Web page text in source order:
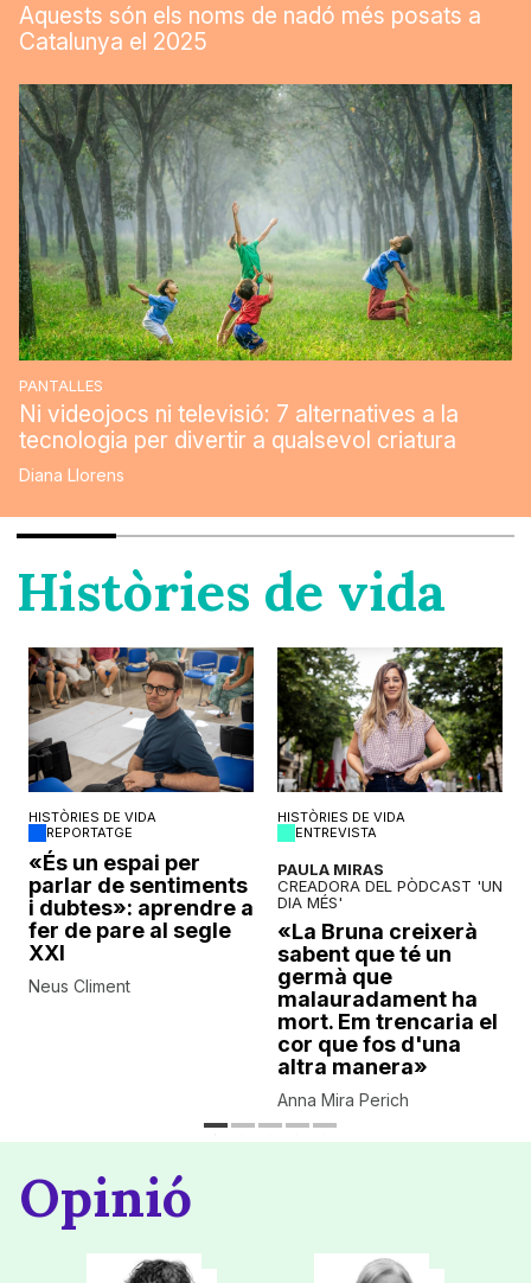
Aquests són els noms de nadó més posats a
Catalunya el 2025
PANTALLES
Ni videojocs ni televisió: 7 alternatives a la
tecnologia per divertir a qualsevol criatura
Diana Llorens
Històries de vida
HISTÒRIES DE VIDA
REPORTATGE
«És un espai per
parlar de sentiments
i dubtes»: aprendre a
fer de pare al segle
XXI
Neus Climent
HISTÒRIES DE VIDA
ENTREVISTA
PAULA MIRAS
CREADORA DEL PÒDCAST 'UN
DIA MÉS'
«La Bruna creixerà
sabent que té un
germà que
malauradament ha
mort. Em trencaria el
cor que fos d'una
altra manera»
Anna Mira Perich
Opinió